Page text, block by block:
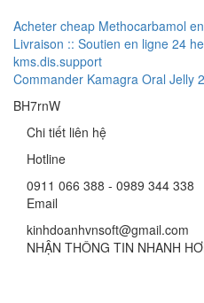
Acheter cheap Methocarbamol
Livraison :: Soutien en ligne 24
kms.dis.support
Commander Kamagra Oral Jelly
BH7rnW
Chi tiết liên hệ
Hotline
0911 066 388 - 0989 344 338
Email
kinhdoanhvnsoft@gmail.com
NHẬN THÔNG TIN NHANH